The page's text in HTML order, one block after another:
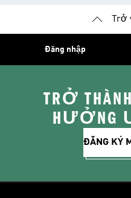
Đăng nhập
TRỞ
HƯỞNG
ĐĂNG KÝ